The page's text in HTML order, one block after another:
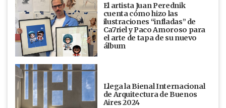
El artista Juan Perednik
cuenta cómo hizo las
ilustraciones “infladas” de
Ca7riel y Paco Amoroso para
el arte de tapa de su nuevo
álbum
Llega la Bienal Internacional
de Arquitectura de Buenos
Aires 2024